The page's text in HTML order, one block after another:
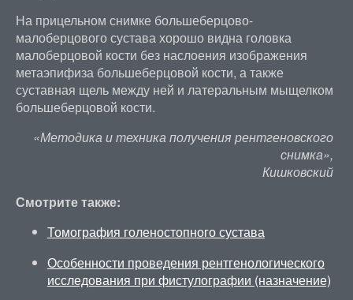
На прицельном снимке большеберцово-
малоберцового сустава хорошо видна головка
малоберцовой кости без наслоения изображения
метаэпифиза большеберцовой кости, а также
суставная щель между ней и латеральным мыщелком
большеберцовой кости.
«Методика и техника получения рентгеновского
снимка»,
Кишковский
Смотрите также:
Томография голеностопного сустава
Особенности проведения рентгенологического
исследования при фистулографии (назначение)